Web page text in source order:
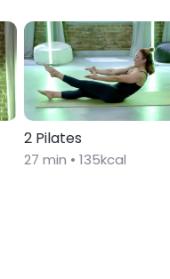
2 Pilates
27 min • 135kcal